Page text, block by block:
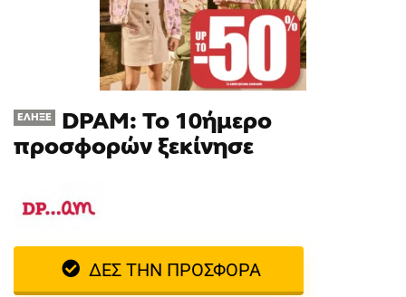
ΈΛΗΞΕ
DPAM: Το 10ήμερο
προσφορών ξεκίνησε
ΔΕΣ ΤΗΝ ΠΡΟΣΦΟΡΑ